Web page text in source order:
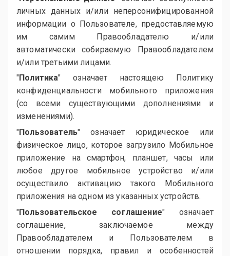
личных данных и/или неперсонифицированной
информации о Пользователе, предоставляемую
им самим Правообладателю и/или
автоматически собираемую Правообладателем
и/или третьими лицами.
"Политика" означает настоящею Политику
конфиденциальности мобильного приложения
(со всеми существующими дополнениями и
изменениями).
"Пользователь" означает юридическое или
физическое лицо, которое загрузило Мобильное
приложение на смартфон, планшет, часы или
любое другое мобильное устройство и/или
осуществило активацию такого Мобильного
приложения на одном из указанных устройств.
"Пользовательское соглашение" означает
соглашение, заключаемое между
Правообладателем и Пользователем в
отношении порядка, правил и особенностей